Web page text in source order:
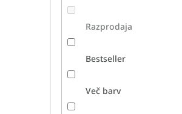
Razprodaja
Bestseller
Več barv